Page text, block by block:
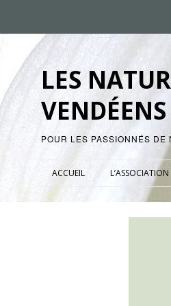
LES
VENDÉENS
POUR LES PASSIONNÉS DE
ACCUEIL L’ASSOCIATION